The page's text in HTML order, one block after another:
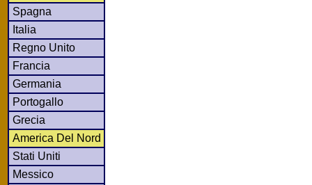
Spagna
Italia
Regno Unito
Francia
Germania
Portogallo
Grecia
America Del Nord
Stati Uniti
Messico